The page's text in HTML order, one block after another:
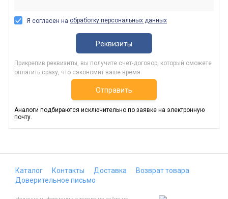
Я согласен на обработку персональных данных
Реквизиты
Прикрепив реквизиты, вы получите счет-договор, который сможете
оплатить сразу, что сэкономит ваше время.
Отправить
Аналоги подбираются исключительно по заявке на электронную
почту.
Каталог Контакты Доставка
Возврат товара
Доверительное письмо